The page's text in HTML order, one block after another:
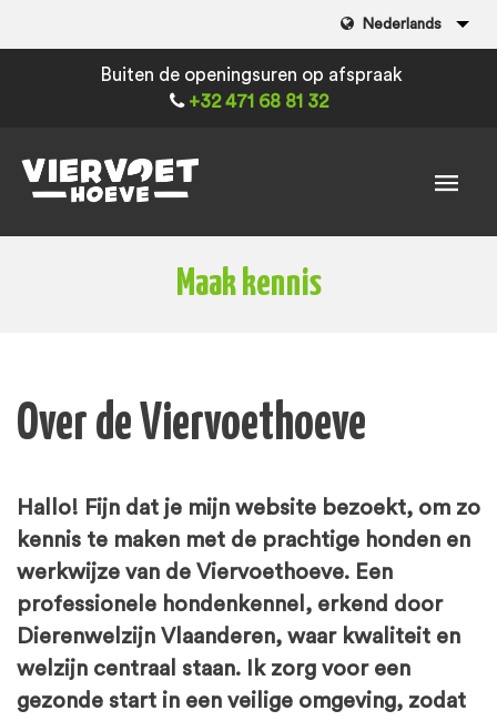
Nederlands
Buiten de openingsuren op afspraak
+32 471 68 81 32
Maak kennis
Over de Viervoethoeve
Hallo! Fijn dat je mijn website bezoekt, om zo
kennis te maken met de prachtige honden en
werkwijze van de Viervoethoeve. Een
professionele hondenkennel, erkend door
Dierenwelzijn Vlaanderen, waar kwaliteit en
welzijn centraal staan. Ik zorg voor een
gezonde start in een veilige omgeving, zodat